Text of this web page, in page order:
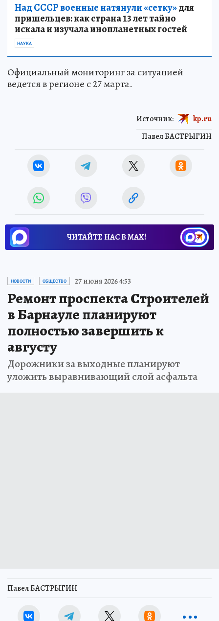
Над СССР военные натянули «сетку»для
пришельцев: как страна 13 лет тайно
искала и изучала инопланетных гостей
НАУКА
Официальный мониторинг за ситуацией
ведется в регионе с 27 марта.
Павел БАСТРЫГИН
Источник: kp.ru
ЧИТАЙТЕ НАС В МАХ!
НОВОСТИ ОБЩЕСТВО 27 июня 2026 4:53
Ремонт проспекта Строителей
в Барнауле планируют
полностью завершить к
августу
Дорожники за выходные планируют
уложить выравнивающий слой асфальта
Павел БАСТРЫГИН